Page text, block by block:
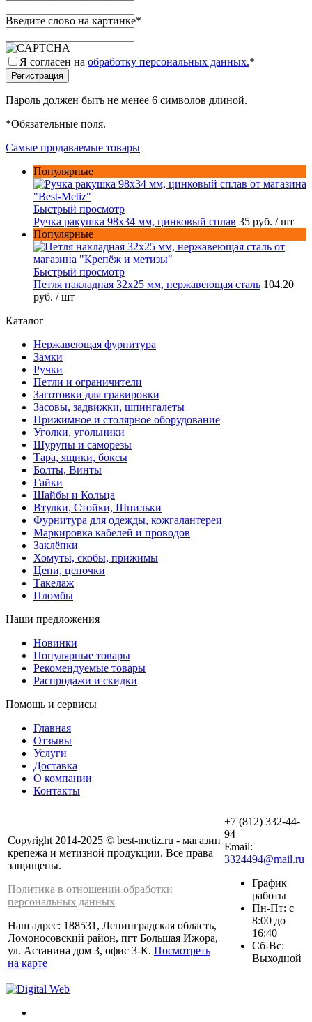
Введите слово на картинке*
Я согласен на обработку персональных данных.*
Пароль должен быть не менее 6 символов длиной.
*Обязательные поля.
Самые продаваемые товары
Популярные
Быстрый просмотр
Ручка ракушка 98x34 мм, цинковый сплав 35 руб. / шт
Популярные
Быстрый просмотр
Петля накладная 32х25 мм, нержавеющая сталь 104.20
руб. / шт
Каталог
Нержавеющая фурнитура
Замки
Ручки
Петли и ограничители
Заготовки для гравировки
Засовы, задвижки, шпингалеты
Прижимное и столярное оборудование
Уголки, угольники
Шурупы и саморезы
Тара, ящики, боксы
Болты, Винты
Гайки
Шайбы и Кольца
Втулки, Стойки, Шпильки
Фурнитура для одежды, кожгалантереи
Маркировка кабелей и проводов
Заклёпки
Хомуты, скобы, прижимы
Цепи, цепочки
Такелаж
Пломбы
Наши предложения
Новинки
Популярные товары
Рекомендуемые товары
Распродажи и скидки
Помощь и сервисы
Главная
Отзывы
Услуги
Доставка
О компании
Контакты
Copyright 2014-2025 © best-metiz.ru - магазин
крепежа и метизной продукции. Все права
защищены.
Политика в отношении обработки
персональных данных
Наш адрес: 188531, Ленинградская область,
Ломоносовский район, пгт Большая Ижора,
ул. Астанина дом 3, офис 3-К. Посмотреть
на карте
+7 (812) 332-44-
94
Email:
3324494@mail.ru
График
работы
Пн-Пт: с
8:00 до
16:40
Сб-Вс:
Выходной